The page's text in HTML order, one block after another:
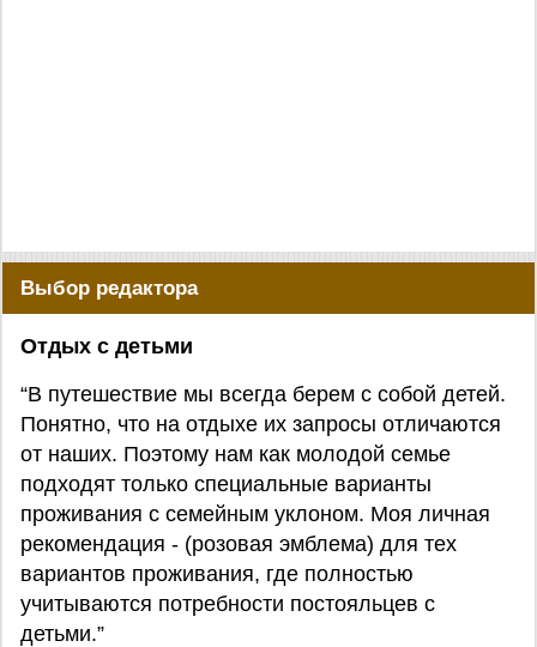
Выбор редактора
Отдых с детьми
“В путешествие мы всегда берем с собой детей.
Понятно, что на отдыхе их запросы отличаются
от наших. Поэтому нам как молодой семье
подходят только специальные варианты
проживания с семейным уклоном. Моя личная
рекомендация - (розовая эмблема) для тех
вариантов проживания, где полностью
учитываются потребности постояльцев с
детьми.”